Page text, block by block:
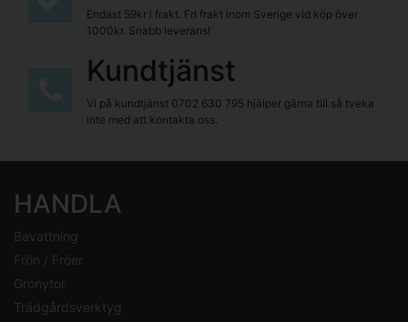
Endast 59kr i frakt. Fri frakt inom Sverige vid köp över
1000kr. Snabb leverans!
Kundtjänst
Vi på kundtjänst 0702 630 795 hjälper gärna till så tveka
inte med att kontakta oss.
HANDLA
Bevattning
Frön / Fröer
Grönytor
Trädgårdsverktyg